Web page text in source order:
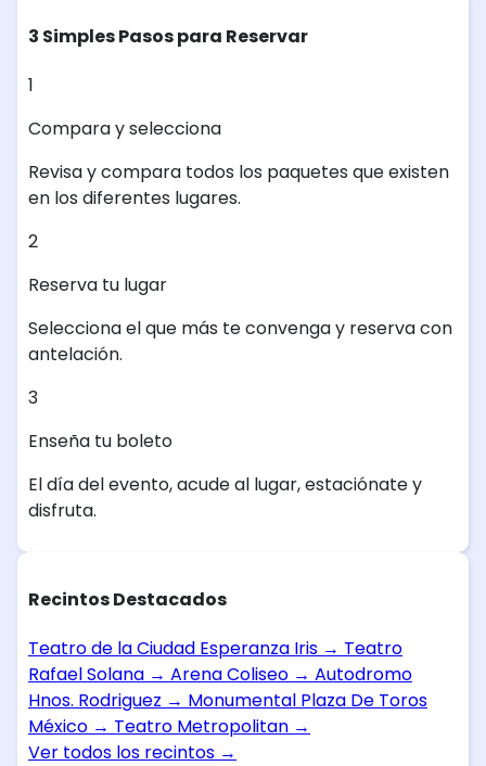
3 Simples Pasos para Reservar
1
Compara y selecciona
Revisa y compara todos los paquetes que existen
en los diferentes lugares.
2
Reserva tu lugar
Selecciona el que más te convenga y reserva con
antelación.
3
Enseña tu boleto
El día del evento, acude al lugar, estaciónate y
disfruta.
Recintos Destacados
Teatro de la Ciudad Esperanza Iris → Teatro
Rafael Solana → Arena Coliseo → Autodromo
Hnos. Rodriguez → Monumental Plaza De Toros
México → Teatro Metropolitan →
Ver todos los recintos →